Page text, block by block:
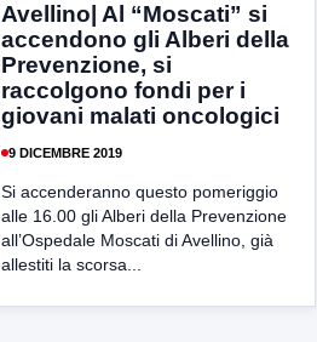
Avellino| Al “Moscati” si
accendono gli Alberi della
Prevenzione, si
raccolgono fondi per i
giovani malati oncologici
9 DICEMBRE 2019
Si accenderanno questo pomeriggio
alle 16.00 gli Alberi della Prevenzione
all’Ospedale Moscati di Avellino, già
allestiti la scorsa...